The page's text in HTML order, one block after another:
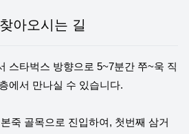
아오시는 길
스타벅스 방향으로 5~7분간 쭈~욱 직
에서 만나실 수 있습니다.
죽 골목으로 진입하여, 첫번째 삼거